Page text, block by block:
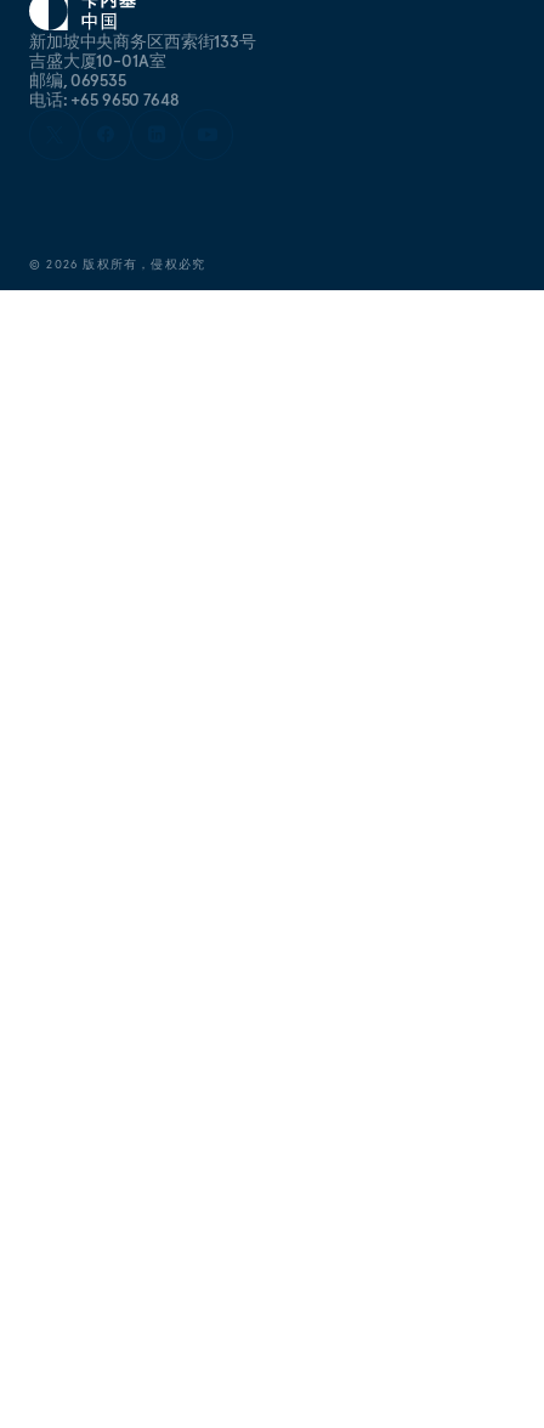
新加坡中央商务区西索街133号
吉盛大厦10-01A室
邮编, 069535
电话: +65 9650 7648
©2026 版权所有，侵权必究